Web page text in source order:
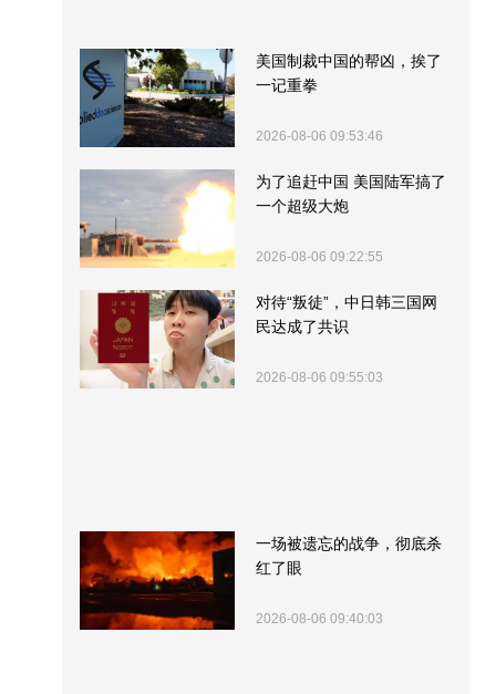
美国制裁中国的帮凶，挨了
一记重拳
2026-08-06 09:53:46
为了追赶中国 美国陆军搞了
一个超级大炮
2026-08-06 09:22:55
对待“叛徒”，中日韩三国网
民达成了共识
2026-08-06 09:55:03
一场被遗忘的战争，彻底杀
红了眼
2026-08-06 09:40:03